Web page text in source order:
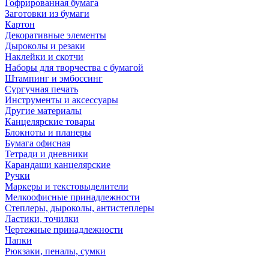
Гофрированная бумага
Заготовки из бумаги
Картон
Декоративные элементы
Дыроколы и резаки
Наклейки и скотчи
Наборы для творчества с бумагой
Штампинг и эмбоссинг
Сургучная печать
Инструменты и аксессуары
Другие материалы
Канцелярские товары
Блокноты и планеры
Бумага офисная
Тетради и дневники
Карандаши канцелярские
Ручки
Маркеры и текстовыделители
Мелкоофисные принадлежности
Степлеры, дыроколы, антистеплеры
Ластики, точилки
Чертежные принадлежности
Папки
Рюкзаки, пеналы, сумки